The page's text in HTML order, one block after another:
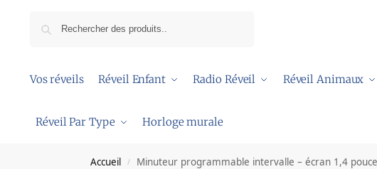
Vos réveils Réveil Enfant Radio Réveil Réveil Animaux
Réveil Par Type Horloge murale
Accueil / Minuteur programmable intervalle – écran 1,4